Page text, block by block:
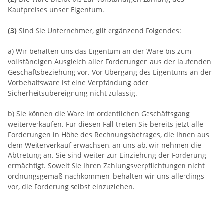
Kaufpreises unser Eigentum.
(3) Sind Sie Unternehmer, gilt ergänzend Folgendes:
a) Wir behalten uns das Eigentum an der Ware bis zum
vollständigen Ausgleich aller Forderungen aus der laufenden
Geschäftsbeziehung vor. Vor Übergang des Eigentums an der
Vorbehaltsware ist eine Verpfändung oder
Sicherheitsübereignung nicht zulässig.
b) Sie können die Ware im ordentlichen Geschäftsgang
weiterverkaufen. Für diesen Fall treten Sie bereits jetzt alle
Forderungen in Höhe des Rechnungsbetrages, die Ihnen aus
dem Weiterverkauf erwachsen, an uns ab, wir nehmen die
Abtretung an. Sie sind weiter zur Einziehung der Forderung
ermächtigt. Soweit Sie Ihren Zahlungsverpflichtungen nicht
ordnungsgemäß nachkommen, behalten wir uns allerdings
vor, die Forderung selbst einzuziehen.